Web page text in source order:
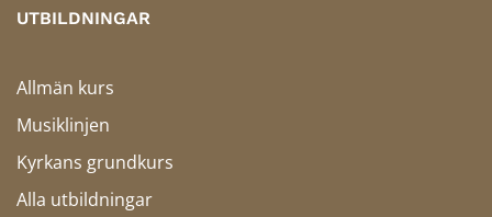
UTBILDNINGAR
Allmän kurs
Musiklinjen
Kyrkans grundkurs
Alla utbildningar